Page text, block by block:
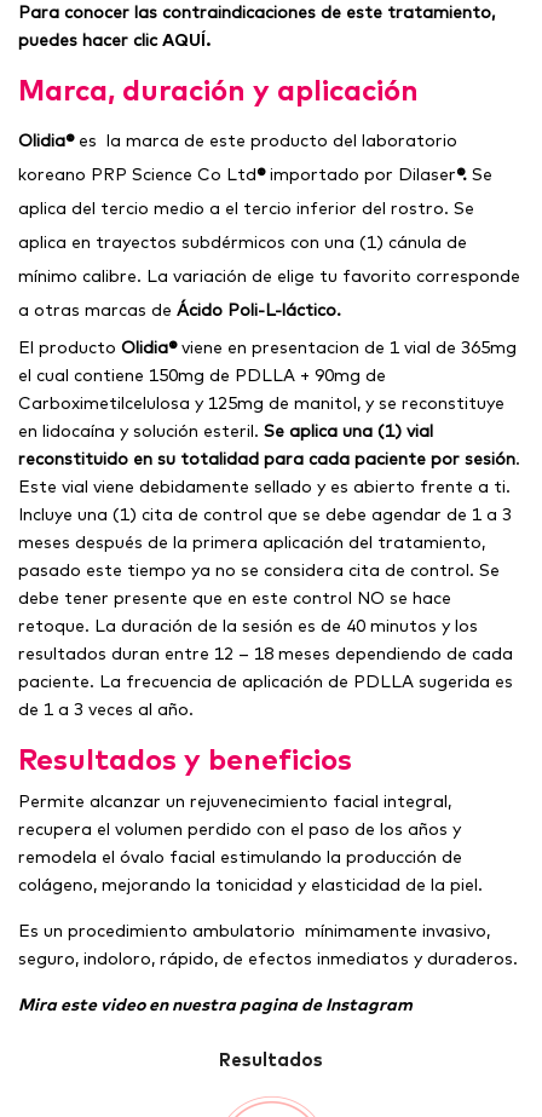
Para conocer las contraindicaciones de este tratamiento,
puedes hacer clic AQUÍ.
Marca, duración y aplicación
Olidia®es la marca de este producto del laboratorio
koreano PRP Science Co Ltd®importado por Dilaser®. Se
aplica del tercio medio a el tercio inferior del rostro. Se
aplica en trayectos subdérmicos con una (1) cánula de
mínimo calibre. La variación de elige tu favorito corresponde
a otras marcas de Ácido Poli-L-láctico.
El producto Olidia®viene en presentacion de 1 vial de 365mg
el cual contiene 150mg de PDLLA + 90mg de
Carboximetilcelulosa y 125mg de manitol, y se reconstituye
en lidocaína y solución esteril. Se aplica una (1) vial
reconstituido en su totalidad para cada paciente por sesión.
Este vial viene debidamente sellado y es abierto frente a ti.
Incluye una (1) cita de control que se debe agendar de 1 a 3
meses después de la primera aplicación del tratamiento,
pasado este tiempo ya no se considera cita de control. Se
debe tener presente que en este control NO se hace
retoque. La duración de la sesión es de 40 minutos y los
resultados duran entre 12 – 18 meses dependiendo de cada
paciente. La frecuencia de aplicación de PDLLA sugerida es
de 1 a 3 veces al año.
Resultados y beneficios
Permite alcanzar un rejuvenecimiento facial integral,
recupera el volumen perdido con el paso de los años y
remodela el óvalo facial estimulando la producción de
colágeno, mejorando la tonicidad y elasticidad de la piel.
Es un procedimiento ambulatorio mínimamente invasivo,
seguro, indoloro, rápido, de efectos inmediatos y duraderos.
Mira este video en nuestra pagina de Instagram
Resultados